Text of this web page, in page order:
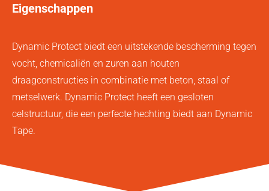
Eigenschappen
Dynamic Protect biedt een uitstekende bescherming tegen
vocht, chemicaliën en zuren aan houten
draagconstructies in combinatie met beton, staal of
metselwerk. Dynamic Protect heeft een gesloten
celstructuur, die een perfecte hechting biedt aan Dynamic
Tape.